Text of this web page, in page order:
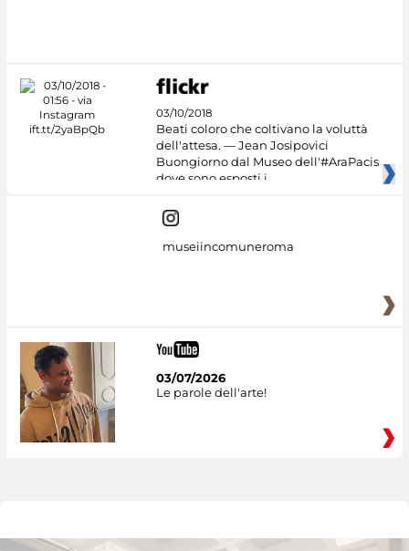
03/10/2018
Beati coloro che coltivano la voluttà
dell'attesa. — Jean Josipovici
Buongiorno dal Museo dell'#AraPacis
dove sono esposti i
museiincomuneroma
03/07/2026
Le parole dell'arte!